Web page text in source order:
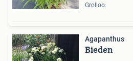
Grolloo
Agapanthus
Bieden